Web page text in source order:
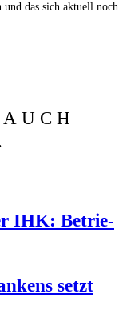
das sich aktu­ell noch
IHK: Betrie­
setzt